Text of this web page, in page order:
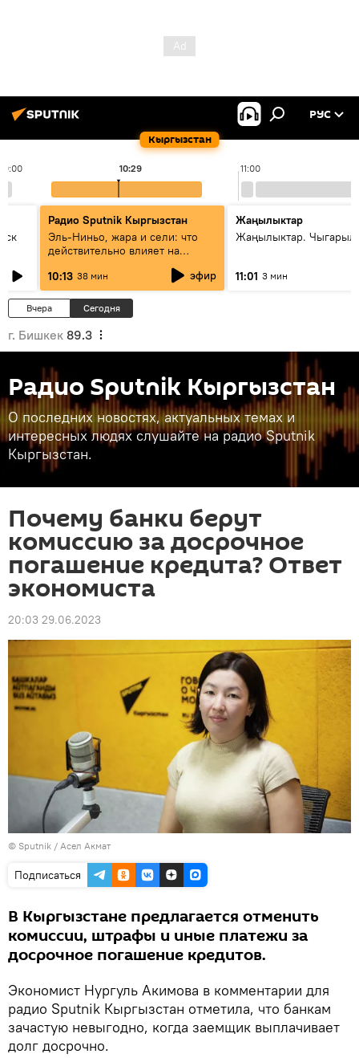
Кыргызстан
РУС
10:00 11:00
10:29
Радио Sputnik Кыргызстан
Эль-Ниньо, жара и сели: что
действительно влияет на
10:13 38 мин эфир
Жаңылыктар
Жаңылыктар.
11:01 3 мин
Вчера Сегодня
г. Бишкек 89.3
Радио Sputnik Кыргызстан
О последних новостях, актуальных темах и
интересных людях слушайте на радио Sputnik
Кыргызстан.
Почему банки берут
комиссию за досрочное
погашение кредита? Ответ
экономиста
20:03 29.06.2023
© Sputnik / Асел Акмат
Подписаться
В Кыргызстане предлагается отменить
комиссии, штрафы и иные платежи за
досрочное погашение кредитов.
Экономист Нургуль Акимова в комментарии для
радио Sputnik Кыргызстан отметила, что банкам
зачастую невыгодно, когда заемщик выплачивает
долг досрочно.